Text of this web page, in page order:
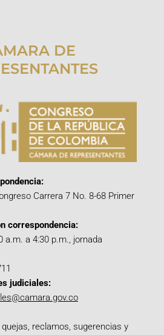
DE
Carrera 7 No. 8-68 Primer
correspondencia:
a.m. a 4:30 p.m., jornada
judiciales:
reclamos, sugerencias y